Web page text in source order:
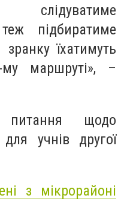
підбиратиме
їхатимуть
маршруті», –
питання щодо
для учнів другої
з мікрорайоні